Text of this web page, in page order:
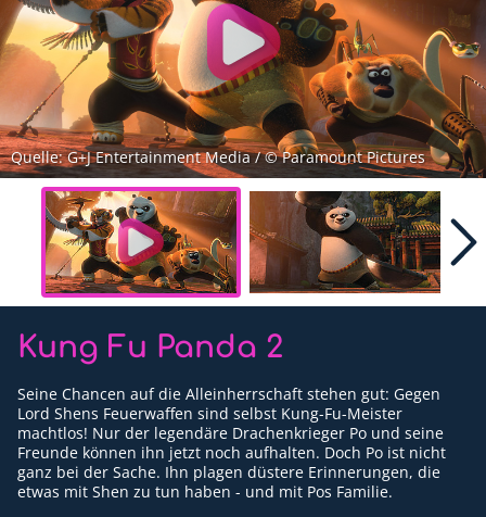
Filmpool
Filmlisten
Filmlexikon
Lernfilme
Favoriten
Für Erwachsene
Downloads
Partner
Presse
Kontakt
Play
Quelle: G+J Entertainment Media / © Paramount Pictures
Kung Fu Panda 2
Seine Chancen auf die Alleinherrschaft stehen gut: Gegen
Lord Shens Feuerwaffen sind selbst Kung-Fu-Meister
machtlos! Nur der legendäre Drachenkrieger Po und seine
Freunde können ihn jetzt noch aufhalten. Doch Po ist nicht
ganz bei der Sache. Ihn plagen düstere Erinnerungen, die
etwas mit Shen zu tun haben - und mit Pos Familie.